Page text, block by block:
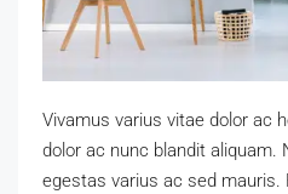
Vivamus varius vitae dolor ac
dolor ac nunc blandit aliquam.
egestas varius ac sed